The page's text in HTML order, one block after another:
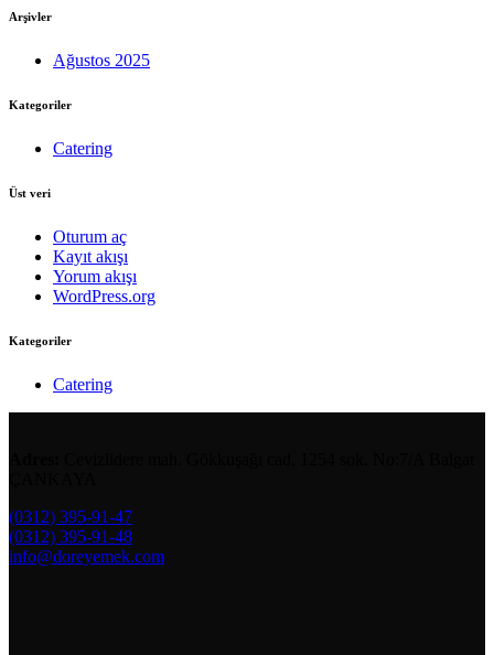
Arşivler
Ağustos 2025
Kategoriler
Catering
Üst veri
Oturum aç
Kayıt akışı
Yorum akışı
WordPress.org
Kategoriler
Catering
(0312) 395-91-47
(0312) 395-91-48
info@doreyemek.com